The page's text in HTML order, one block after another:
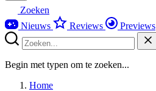
Zoeken
Nieuws
Reviews Previews
Begin met typen om te zoeken...
Home